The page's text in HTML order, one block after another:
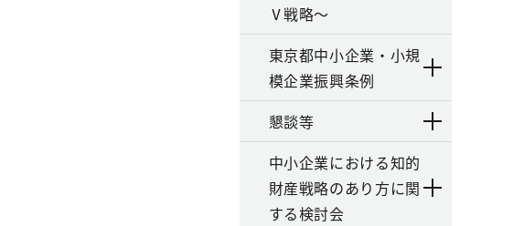
Ⅴ戦略～
東京都中小企業・小規
模企業振興条例
懇談等
中小企業における知的
財産戦略のあり方に関
する検討会